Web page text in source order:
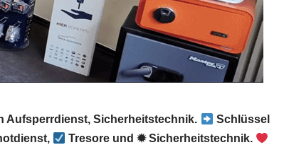
Aufsperrdienst, Sicherheitstechnik.
Schlüssel
Tresore und ✹ Sicherheitstechnik.